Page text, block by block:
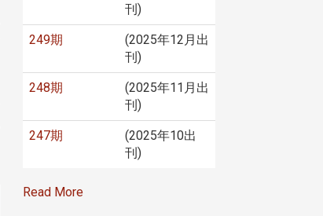
刊)
249期
(2025年12月出
刊)
248期
(2025年11月出
刊)
247期
(2025年10出
刊)
Read More